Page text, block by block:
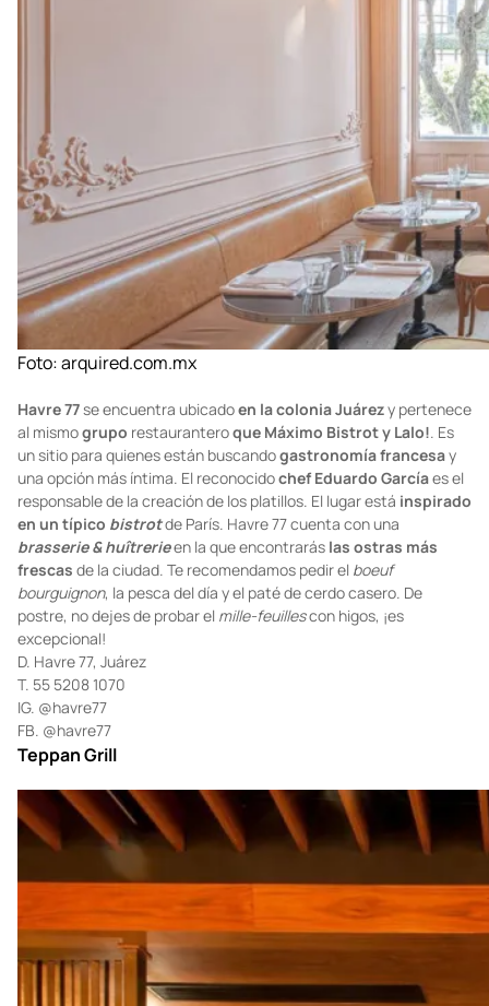
Foto:arquired.com.mx
Havre 77se encuentra ubicadoen la colonia Juárezy pertenece
al mismogruporestauranteroque Máximo Bistrot y Lalo!. Es
un sitio para quienes están buscandogastronomía francesa
una opción más íntima. El reconocidochef Eduardo García
responsable de la creación de los platillos. El lugar estáinspirado
en un típico bistrot
de París. Havre 77 cuenta con una
brasserie & huîtrerie
frescasde la ciudad. Te recomendamos pedir el
bourguignon, la pesca del día y el paté de cerdo casero. De
postre, no dejes de probar el
excepcional!
D. Havre 77, Juárez
T. 55 5208 1070
IG.@havre77
FB.@havre77
Teppan Grill